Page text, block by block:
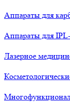
Аппараты для
Аппараты для
Лазерное